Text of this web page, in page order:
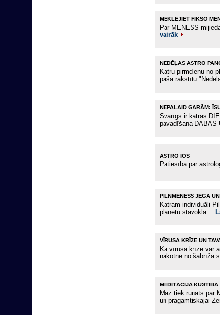
MEKLĒJIET FIKSO
Par MĒNESS
vairāk
NEDĒĻAS ASTRO
Katru pirmdienu no
paša rakstītu
NEPALAID GARĀM:
Svarīgs ir katras
pavadīšana DABAS
ASTRO IOS
Patiesība par
PILNMĒNESS JĒGA
Katram individuāli
planētu stāvokļa...
VĪRUSA KRĪZE UN
Kā vīrusa krīze var
nākotnē no šābrīža
MEDITĀCIJA KUSTĪBĀ
Maz tiek runāts par
un pragamtiskajai